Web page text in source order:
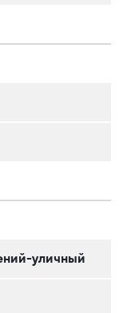
уличный